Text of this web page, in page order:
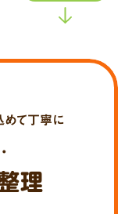
・
理
めて丁寧に